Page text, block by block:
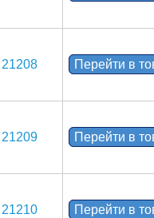
21208 Перейти в
21209 Перейти в
21210 Перейти в